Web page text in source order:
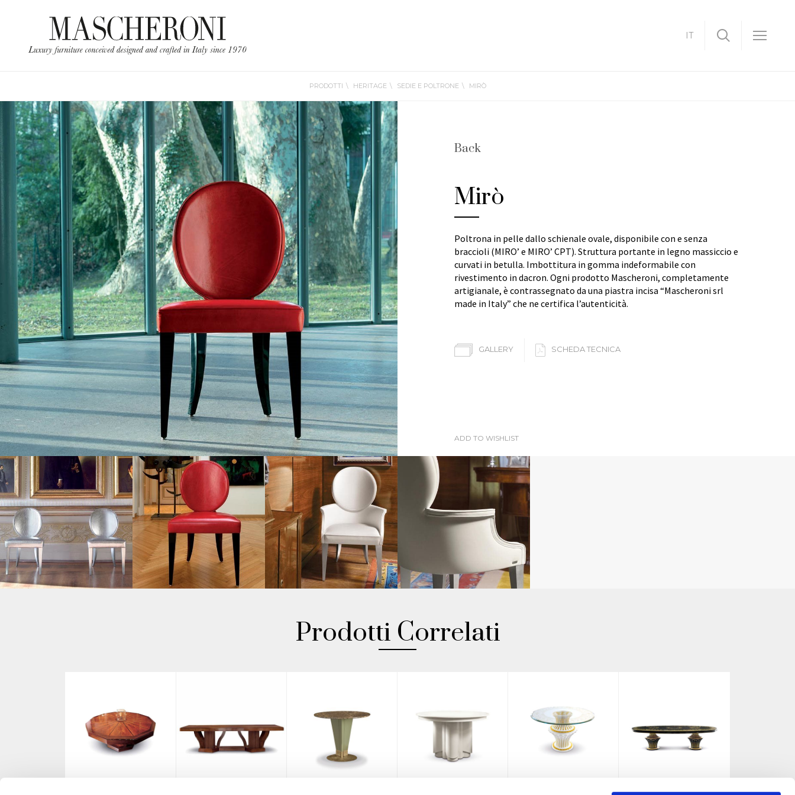
IT
PRODOTTI HERITAGE SEDIE E POLTRONE MIRÒ
Back
Mirò
Poltrona in pelle dallo schienale ovale, disponibile con e senza
braccioli (MIRO’ e MIRO’ CPT). Struttura portante in legno massiccio e
curvati in betulla. Imbottitura in gomma indeformabile con
rivestimento in dacron. Ogni prodotto Mascheroni, completamente
artigianale, è contrassegnato da una piastra incisa “Mascheroni srl
made in Italy” che ne certifica l’autenticità.
GALLERY SCHEDA TECNICA
ADD TO WISHLIST
Prodotti Correlati